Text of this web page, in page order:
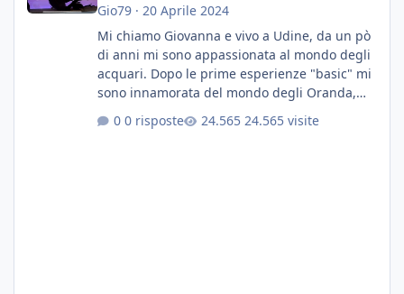
Gio79· 20 Aprile 2024
Mi chiamo Giovanna e vivo a Udine, da un pò
di anni mi sono appassionata al mondo degli
acquari. Dopo le prime esperienze "basic" mi
sono innamorata del mondo degli Oranda,
E' stata una bella scuola per quanto riguarda
0 risposte 24.565 visite